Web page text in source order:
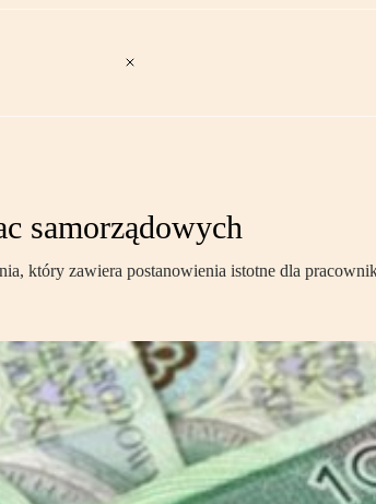
samorządowych
który zawiera postanowienia istotne dla